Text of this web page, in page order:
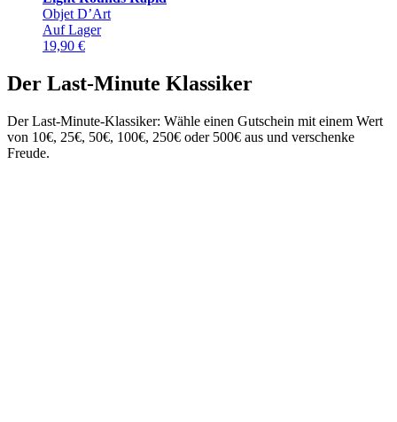
Objet D’Art
Auf Lager
19,90 €
Der Last-Minute Klassiker
Der Last-Minute-Klassiker: Wähle einen Gutschein mit einem Wert
von 10€, 25€, 50€, 100€, 250€ oder 500€ aus und verschenke
Freude.